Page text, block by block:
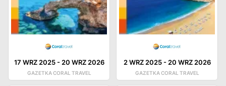
17 WRZ 2025- 20 WRZ 2026
GAZETKA CORAL TRAVEL
2 WRZ 2025- 20 WRZ 2026
GAZETKA CORAL TRAVEL